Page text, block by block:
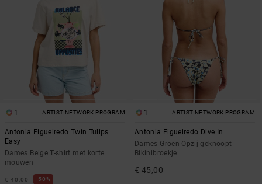
1 ARTIST NETWORK PROGRAM
Antonia Figueiredo Twin Tulips
Easy
Dames Beige T-shirt met korte
mouwen
€ 40,00 50%
1 ARTIST NETWORK PROGRAM
Antonia Figueiredo Dive In
Dames Groen Opzij geknoopt
Bikinibroekje
€ 45,00